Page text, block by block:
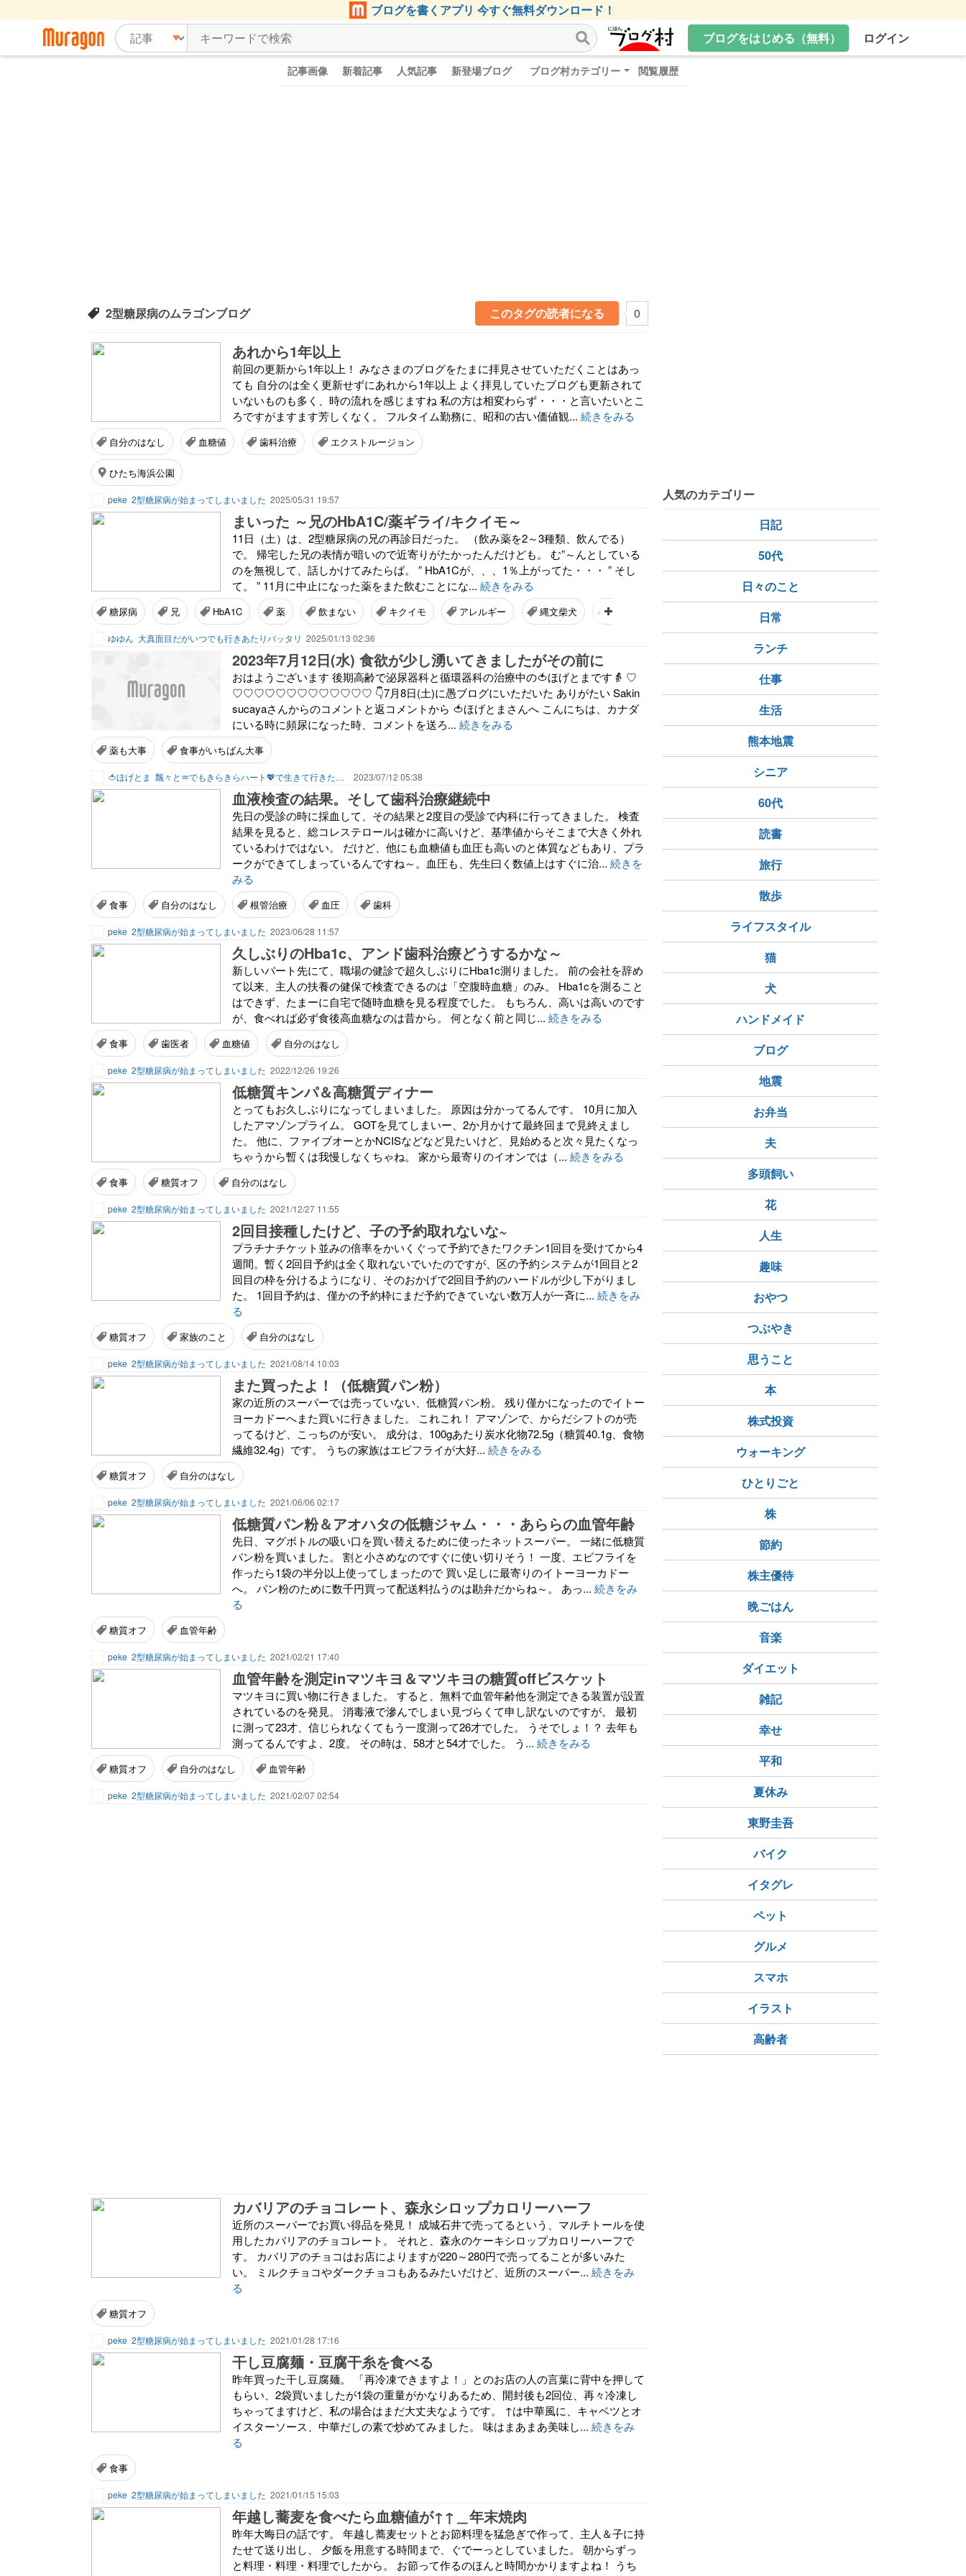
ブログを書くアプリ 今すぐ無料ダウンロード！
ブログをはじめる（無料）
ログイン
記事画像 新着記事 人気記事 新登場ブログ ブログ村カテゴリー 閲覧履歴
2型糖尿病のムラゴンブログ このタグの読者になる 0
あれから1年以上
前回の更新から1年以上！ みなさまのブログをたまに拝見させていただくことはあっ
ても 自分のは全く更新せずにあれから1年以上 よく拝見していたブログも更新されて
いないものも多く、時の流れを感じますね 私の方は相変わらず・・・と言いたいとこ
ろですがますます芳しくなく。 フルタイム勤務に、昭和の古い価値観... 続きをみる
自分のはなし 血糖値 歯科治療 エクストルージョン
ひたち海浜公園
peke 2型糖尿病が始まってしまいました 2025/05/31 19:57
まいった ～兄のHbA1C/薬ギライ/キクイモ～
11日（土）は、2型糖尿病の兄の再診日だった。 （飲み薬を2～3種類、飲んでる）
で。 帰宅した兄の表情が暗いので近寄りがたかったんだけども。 む”～んとしている
のを無視して、話しかけてみたらば。 ” HbA1Cが、、、1％上がってた・・・ ” そし
て。 ” 11月に中止になった薬をまた飲むことにな... 続きをみる
糖尿病 兄 HbA1C 薬 飲まない キクイモ アレルギー 縄文柴犬 ひとりごと
ゆゆん 大真面目だがいつでも行きあたりバッタリ 2025/01/13 02:36
2023年7月12日(水) 食欲が少し湧いてきましたがその前に
おはようございます 後期高齢で泌尿器科と循環器科の治療中の🍅ほげとまです👵 ♡
♡♡♡♡♡♡♡♡♡♡♡♡♡ 👇7月8日(土)に愚ブログにいただいた ありがたい Sakin
sucayaさんからのコメントと返コメントから 🍅ほげとまさんへ こんにちは、カナダ
にいる時に頻尿になった時、コメントを送ろ... 続きをみる
薬も大事 食事がいちばん大事
🍅ほげとま 飄々と♒でもきらきらハート💖で生きて行きたい78歳の 🍅ほげほげとまとのブログ 2023/07/12 05:38
血液検査の結果。そして歯科治療継続中
先日の受診の時に採血して、その結果と2度目の受診で内科に行ってきました。 検査
結果を見ると、総コレステロールは確かに高いけど、基準値からそこまで大きく外れ
ているわけではない。 だけど、他にも血糖値も血圧も高いのと体質などもあり、プラ
ークができてしまっているんですね～。血圧も、先生曰く数値上はすぐに治... 続きを
みる
食事 自分のはなし 根管治療 血圧 歯科
peke 2型糖尿病が始まってしまいました 2023/06/28 11:57
久しぶりのHba1c、アンド歯科治療どうするかな～
新しいパート先にて、職場の健診で超久しぶりにHba1c測りました。 前の会社を辞め
て以来、主人の扶養の健保で検査できるのは「空腹時血糖」のみ。 Hba1cを測ること
はできず、たまーに自宅で随時血糖を見る程度でした。 もちろん、高いは高いのです
が、食べれば必ず食後高血糖なのは昔から。 何となく前と同じ... 続きをみる
食事 歯医者 血糖値 自分のはなし
peke 2型糖尿病が始まってしまいました 2022/12/26 19:26
低糖質キンパ＆高糖質ディナー
とってもお久しぶりになってしまいました。 原因は分かってるんです。 10月に加入
したアマゾンプライム。 GOTを見てしまいー、2か月かけて最終回まで見終えまし
た。 他に、ファイブオーとかNCISなどなど見たいけど、見始めると次々見たくなっ
ちゃうから暫くは我慢しなくちゃね。 家から最寄りのイオンでは（... 続きをみる
食事 糖質オフ 自分のはなし
peke 2型糖尿病が始まってしまいました 2021/12/27 11:55
2回目接種したけど、子の予約取れないな~
プラチナチケット並みの倍率をかいくぐって予約できたワクチン1回目を受けてから4
週間。暫く2回目予約は全く取れないでいたのですが、区の予約システムが1回目と2
回目の枠を分けるようになり、そのおかげで2回目予約のハードルが少し下がりまし
た。 1回目予約は、僅かの予約枠にまだ予約できていない数万人が一斉に... 続きをみ
る
糖質オフ 家族のこと 自分のはなし
peke 2型糖尿病が始まってしまいました 2021/08/14 10:03
また買ったよ！（低糖質パン粉）
家の近所のスーパーでは売っていない、低糖質パン粉。 残り僅かになったのでイトー
ヨーカドーへまた買いに行きました。 これこれ！ アマゾンで、からだシフトのが売
ってるけど、こっちのが安い。 成分は、100gあたり炭水化物72.5g（糖質40.1g、食物
繊維32.4g）です。 うちの家族はエビフライが大好... 続きをみる
糖質オフ 自分のはなし
peke 2型糖尿病が始まってしまいました 2021/06/06 02:17
低糖質パン粉＆アオハタの低糖ジャム・・・あららの血管年齢
先日、マグボトルの吸い口を買い替えるために使ったネットスーパー。 一緒に低糖質
パン粉を買いました。 割と小さめなのですぐに使い切りそう！ 一度、エビフライを
作ったら1袋の半分以上使ってしまったので 買い足しに最寄りのイトーヨーカドー
へ。 パン粉のために数千円買って配送料払うのは勘弁だからね～。 あっ... 続きをみ
る
糖質オフ 血管年齢
peke 2型糖尿病が始まってしまいました 2021/02/21 17:40
血管年齢を測定inマツキヨ＆マツキヨの糖質offビスケット
マツキヨに買い物に行きました。 すると、無料で血管年齢他を測定できる装置が設置
されているのを発見。 消毒液で滲んでしまい見づらくて申し訳ないのですが。 最初
に測って23才、信じられなくてもう一度測って26才でした。 うそでしょ！？ 去年も
測ってるんですよ、2度。 その時は、58才と54才でした。 う... 続きをみる
糖質オフ 自分のはなし 血管年齢
peke 2型糖尿病が始まってしまいました 2021/02/07 02:54
カバリアのチョコレート、森永シロップカロリーハーフ
近所のスーパーでお買い得品を発見！ 成城石井で売ってるという、マルチトールを使
用したカバリアのチョコレート。 それと、森永のケーキシロップカロリーハーフで
す。 カバリアのチョコはお店によりますが220～280円で売ってることが多いみた
い。 ミルクチョコやダークチョコもあるみたいだけど、近所のスーパー... 続きをみ
る
糖質オフ
peke 2型糖尿病が始まってしまいました 2021/01/28 17:16
干し豆腐麺・豆腐干糸を食べる
昨年買った干し豆腐麺。 「再冷凍できますよ！」とのお店の人の言葉に背中を押して
もらい、2袋買いましたが1袋の重量がかなりあるため、開封後も2回位、再々冷凍し
ちゃってますけど、私の場合はまだ大丈夫なようです。 ↑は中華風に、キャベツとオ
イスターソース、中華だしの素で炒めてみました。 味はまあまあ美味し... 続きをみ
る
食事
peke 2型糖尿病が始まってしまいました 2021/01/15 15:03
年越し蕎麦を食べたら血糖値が↑↑＿年末焼肉
昨年大晦日の話です。 年越し蕎麦セットとお節料理を猛急ぎで作って、主人＆子に持
たせて送り出し、 夕飯を用意する時間まで、ぐでーっとしていました。 朝からずっ
と料理・料理・料理でしたから。 お節って作るのほんと時間かかりますよね！ うち
人気のカテゴリー
日記
50代
日々のこと
日常
ランチ
仕事
生活
熊本地震
シニア
60代
読書
旅行
散歩
ライフスタイル
猫
犬
ハンドメイド
ブログ
地震
お弁当
夫
多頭飼い
花
人生
趣味
おやつ
つぶやき
思うこと
本
株式投資
ウォーキング
ひとりごと
株
節約
株主優待
晩ごはん
音楽
ダイエット
雑記
幸せ
平和
夏休み
東野圭吾
バイク
イタグレ
ペット
グルメ
スマホ
イラスト
高齢者